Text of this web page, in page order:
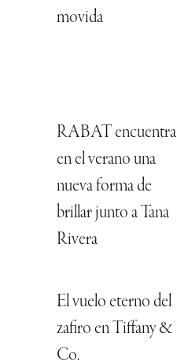
movida
RABAT encuentra
en el verano una
nueva forma de
brillar junto a Tana
Rivera
El vuelo eterno del
zafiro en Tiffany &
Co.